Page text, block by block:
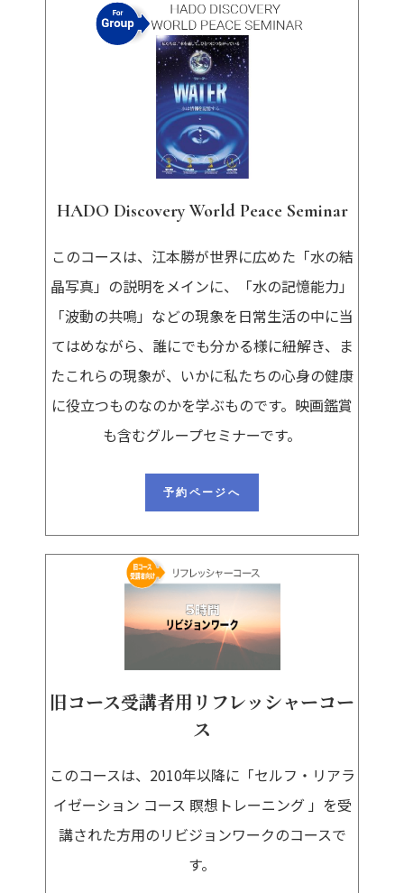
HADO Discovery World Peace Seminar
このコースは、江本勝が世界に広めた「水の結
晶写真」の説明をメインに、「水の記憶能力」
「波動の共鳴」などの現象を日常生活の中に当
てはめながら、誰にでも分かる様に紐解き、ま
たこれらの現象が、いかに私たちの心身の健康
に役立つものなのかを学ぶものです。映画鑑賞
も含むグループセミナーです。
予約ページへ
旧コース受講者用リフレッシャーコー
ス
このコースは、2010年以降に「セルフ・リアラ
イゼーション コース 瞑想トレーニング 」を受
講された方用のリビジョンワークのコースで
す。